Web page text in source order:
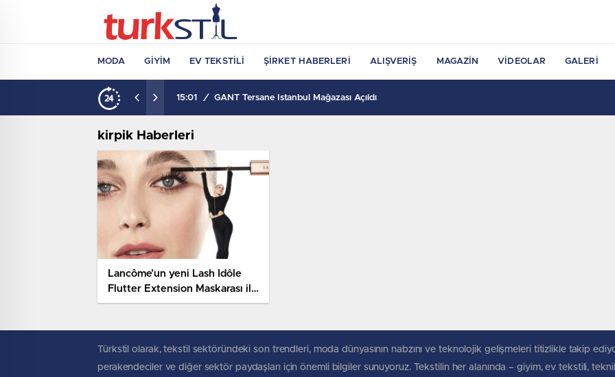
MODA GIYIM EV TEKSTILI ŞIRKET HABERLERI ALIŞVERIŞ MAGAZIN VIDEOLAR GALERI
15:01 / GANT Tersane İstanbul Mağazası Açıldı
kirpik Haberleri
Lancôme’un yeni Lash Idôle
Flutter Extension Maskarası ile
tanış! Ve kirpik randevunu iptal
Türkstil olarak, tekstil sektöründeki son trendleri, moda dünyasının nabzını ve teknolojik gelişmeleri titizlikle takip
perakendeciler ve diğer sektör paydaşları için önemli bilgiler sunuyoruz. Tekstilin her alanında – giyim, ev tekstili,